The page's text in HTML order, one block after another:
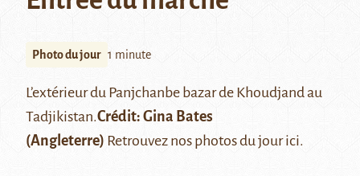
Photo du jour 1 minute
L’extérieur du Panjchanbe bazar de Khoudjandau
Tadjikistan.Crédit: Gina Bates
(Angleterre) Retrouvez nos photos du jourici.